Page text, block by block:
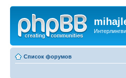
Список форумов